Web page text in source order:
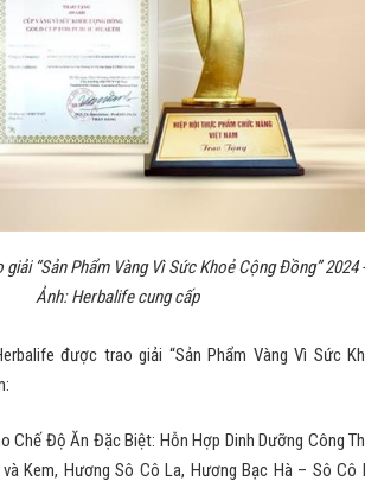
“Sản Phẩm Vàng Vì Sức Khoẻ Cộng Đồng” 2024 -
Ảnh: Herbalife cung cấp
được trao giải “Sản Phẩm Vàng Vì Sức
Chế Độ Ăn Đặc Biệt: Hỗn Hợp Dinh Dưỡng Công
Kem, Hương Sô Cô La, Hương Bạc Hà – Sô Cô